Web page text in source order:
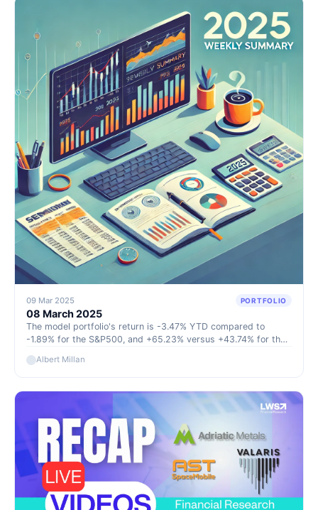
09 Mar 2025 PORTFOLIO
08 March 2025
The model portfolio's return is -3.47% YTD compared to
-1.89% for the S&P500, and +65.23% versus +43.74% for the
Albert Millan